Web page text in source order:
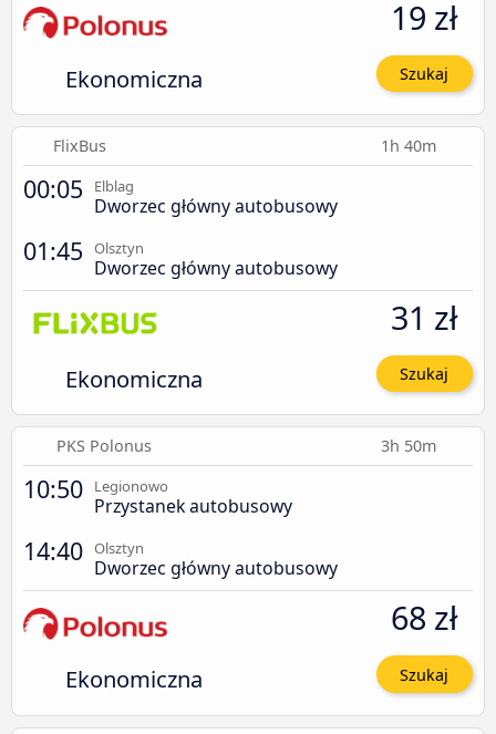
Ekonomiczna
19 zł
Szukaj
FlixBus 1h 40m
00:05 Elblag
Dworzec główny autobusowy
01:45 Olsztyn
Dworzec główny autobusowy
Ekonomiczna
31 zł
Szukaj
PKS Polonus 3h 50m
10:50 Legionowo
Przystanek autobusowy
14:40 Olsztyn
Dworzec główny autobusowy
Ekonomiczna
68 zł
Szukaj